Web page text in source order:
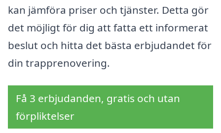
kan jämföra priser och tjänster. Detta gör
det möjligt för dig att fatta ett informerat
beslut och hitta det bästa erbjudandet för
din trapprenovering.
Få 3 erbjudanden, gratis och utan
förpliktelser